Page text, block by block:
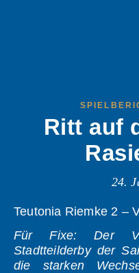
Ritt auf
24.
Teutonia Riemke 2 –
Für Fixe: Der
Stadtteilderby der
die starken